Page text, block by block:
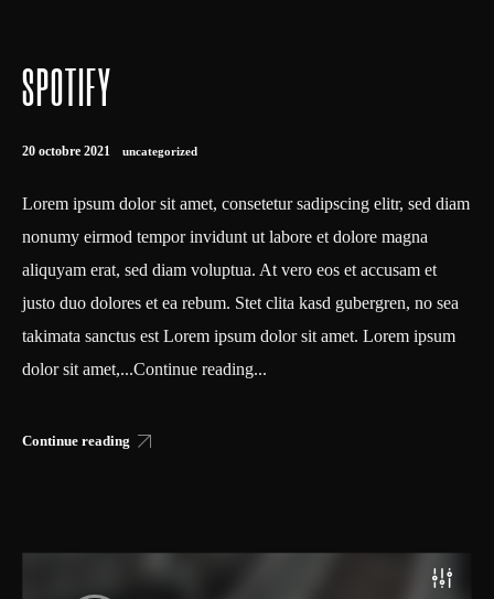
SPOTIFY
20 octobre 2021 uncategorized
Lorem ipsum dolor sit amet, consetetur sadipscing elitr, sed diam
nonumy eirmod tempor invidunt ut labore et dolore magna
aliquyam erat, sed diam voluptua. At vero eos et accusam et
justo duo dolores et ea rebum. Stet clita kasd gubergren, no sea
takimata sanctus est Lorem ipsum dolor sit amet. Lorem ipsum
dolor sit amet,...Continue reading...
Continue reading